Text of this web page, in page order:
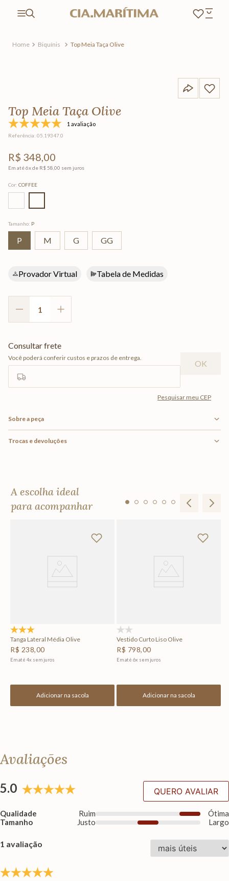
Biquínis Top Meia Taça Olive
Top Meia Taça Olive
1 avaliação
Referência: 05.19347.0
R$ 348,00
Em até6x de R$ 58 00 sem juros
Cor: COFFEE
Tamanho: P
P M G GG
Provador Virtual Tabela de Medidas
Sobre a peça
Trocas e devoluções
A escolha ideal
para acompanhar
Tanga Lateral Média Olive
R$ 238,00
Em até 4x sem juros
Adicionar na sacola
Vestido Curto Liso Olive
R$ 798,00
Em até 6x sem juros
Adicionar na sacola
Avaliações
5.0
Qualidade Ruim
Ótima
Tamanho
Justo Largo
QUERO AVALIAR
1 avaliação